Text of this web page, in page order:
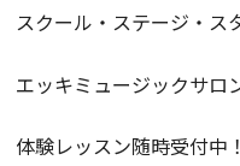
スクール・ステージ・ス
エッキミュージックサロ
体験レッスン随時受付中！